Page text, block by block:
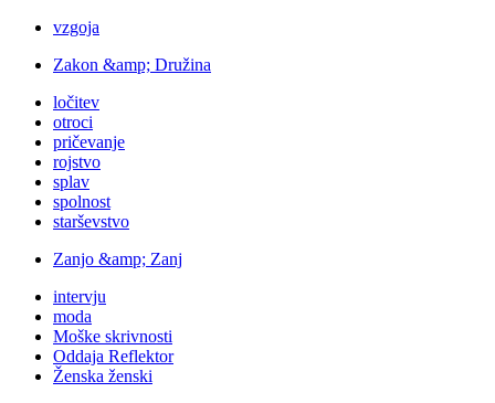
vzgoja
Zakon &amp; Družina
ločitev
otroci
pričevanje
rojstvo
splav
spolnost
starševstvo
Zanjo &amp; Zanj
intervju
moda
Moške skrivnosti
Oddaja Reflektor
Ženska ženski